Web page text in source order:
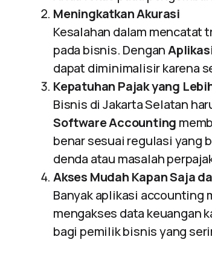
Meningkatkan Akurasi
Kesalahan dalam mencatat
pada bisnis. Dengan
dapat diminimalisir karena
Kepatuhan Pajak yang
Bisnis di Jakarta Selatan
Software Accounting
benar sesuai regulasi yang
denda atau masalah
Akses Mudah Kapan Saja
Banyak aplikasi accounting
mengakses data keuangan
bagi pemilik bisnis yang